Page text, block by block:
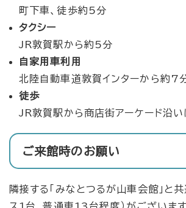
町下車、徒歩約5分
タクシー
JR敦賀駅から約5分
自家用車利用
北陸自動車道敦賀インターから約7
徒歩
JR敦賀駅から商店街アーケード沿
ご来館時のお願い
隣接する「みなとつるが山車会館」と